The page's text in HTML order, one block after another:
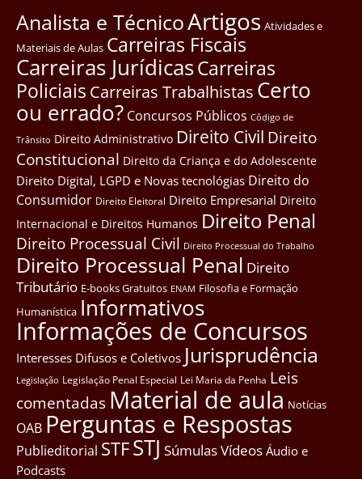
Analista e TécnicoArtigos Atividades e
Materiais de Aulas Carreiras Fiscais
Carreiras JurídicasCarreiras
Policiais Carreiras Trabalhistas Certo
ou errado? Concursos Públicos Côdigo de
Trânsito Direito Administrativo Direito Civil Direito
Constitucional Direito da Criança e do Adolescente
Direito Digital, LGPD e Novas tecnológias Direito do
Consumidor Direito Eleitoral Direito Empresarial Direito
Internacional e Direitos Humanos Direito Penal
Direito Processual Civil Direito Processual do Trabalho
Direito Processual Penal Direito
Tributário E-books Gratuitos ENAM Filosofia e Formação
Humanística Informativos
Informações de Concursos
Interesses Difusos e Coletivos Jurisprudência
Legislação Legislação Penal Especial Lei Maria da Penha Leis
comentadas Material de aula Notícias
OAB Perguntas e Respostas
Publieditorial STFSTJ SúmulasVídeos Áudio e
Podcasts